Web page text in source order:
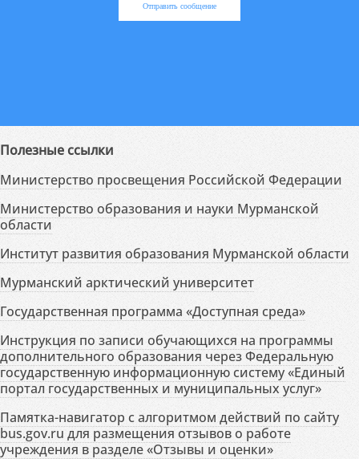
Отправить сообщение
Полезные ссылки
Министерство просвещения Российской Федерации
Министерство образования и науки Мурманской
области
Институт развития образования Мурманской области
Мурманский арктический университет
Государственная программа «Доступная среда»
Инструкция по записи обучающихся на программы
дополнительного образования через Федеральную
государственную информационную систему «Единый
портал государственных и муниципальных услуг»
Памятка-навигатор с алгоритмом действий по сайту
bus.gov.ru для размещения отзывов о работе
учреждения в разделе «Отзывы и оценки»